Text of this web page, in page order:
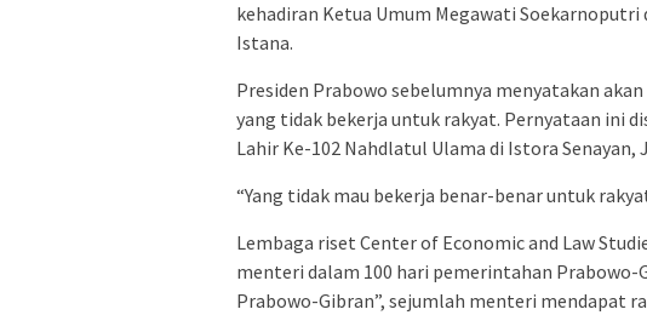
kehadiran Ketua Umum Megawati
Istana.
Presiden Prabowo sebelumnya menyatakan
yang tidak bekerja untuk rakyat. Pernyataan ini
Lahir Ke-102 Nahdlatul Ulama di Istora Senayan,
“Yang tidak mau bekerja benar-benar untuk
Lembaga riset Center of Economic and Law
menteri dalam 100 hari pemerintahan Prabowo-
Prabowo-Gibran”, sejumlah menteri mendapat